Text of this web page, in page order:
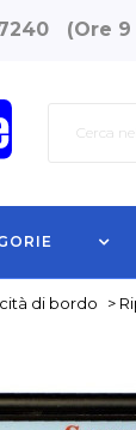
(Ore 9
di bordo >